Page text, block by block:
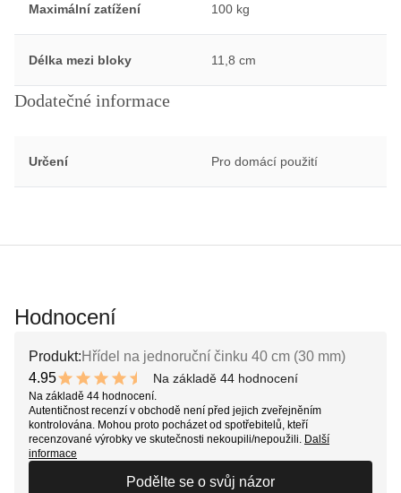
Maximální zatížení 100 kg
Délka mezi bloky 11,8 cm
Dodatečné informace
Určení Pro domácí použití
Hodnocení
Produkt: Hřídel na jednoruční činku 40 cm (30 mm)
4.95
9.9 out of 10 stars
Na základě 44 hodnocení
Na základě 44 hodnocení.
Autentičnost recenzí v obchodě není před jejich zveřejněním
kontrolována. Mohou proto pocházet od spotřebitelů, kteří
recenzované výrobky ve skutečnosti nekoupili/nepoužili. Další
informace
Podělte se o svůj názor